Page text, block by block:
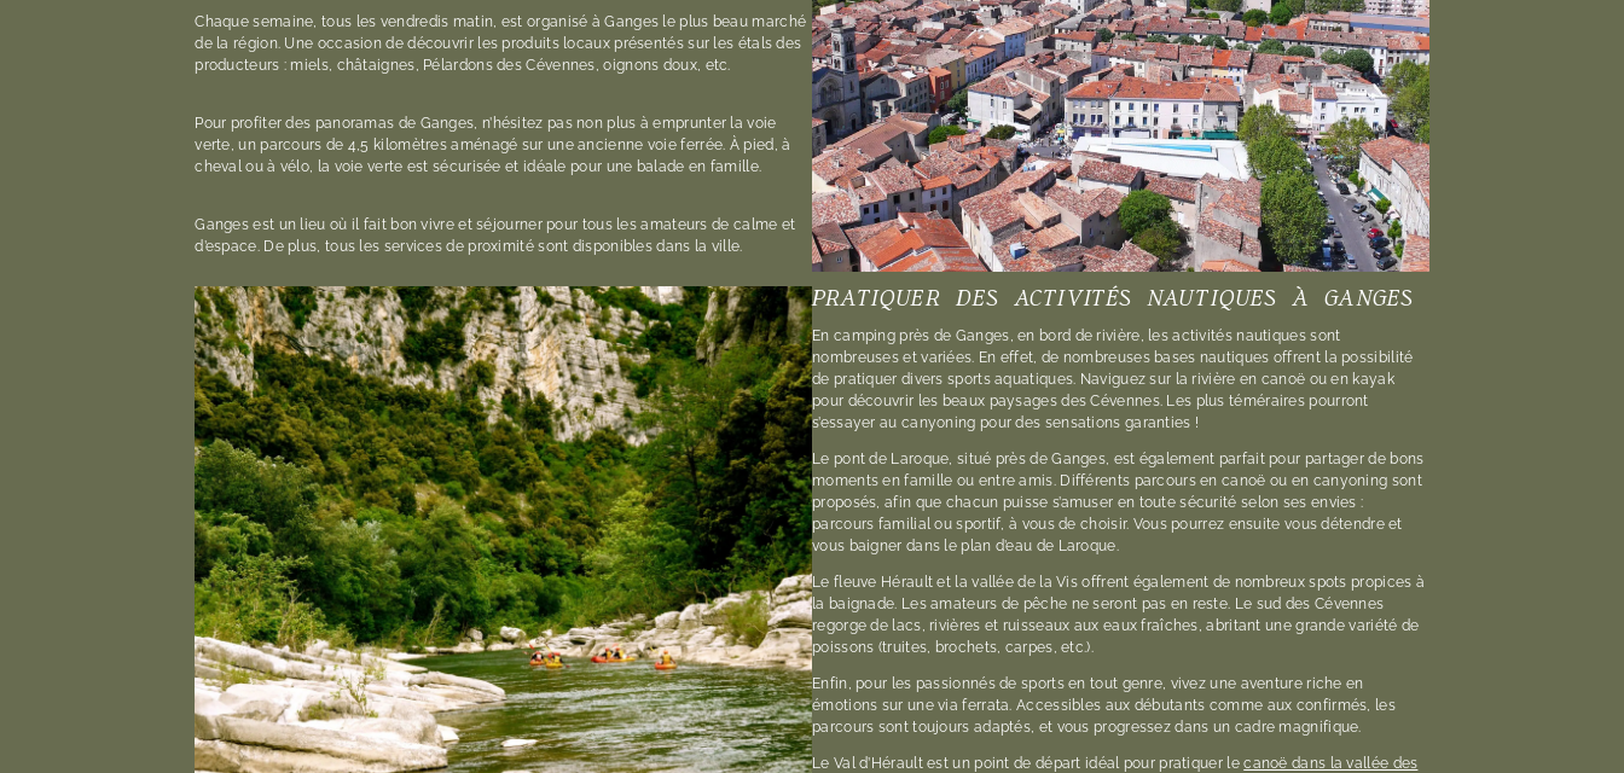
Chaque semaine, tous les vendredis matin, est organisé à Ganges le plus beau marché
de la région. Une occasion de découvrir les produits locaux présentés sur les étals des
producteurs : miels, châtaignes, Pélardons des Cévennes, oignons doux, etc.
Pour profiter des panoramas de Ganges, n’hésitez pas non plus à emprunter la voie
verte, un parcours de 4,5 kilomètres aménagé sur une ancienne voie ferrée. À pied, à
cheval ou à vélo, la voie verte est sécurisée et idéale pour une balade en famille.
Ganges est un lieu où il fait bon vivre et séjourner pour tous les amateurs de calme et
d’espace. De plus, tous les services de proximité sont disponibles dans la ville.
PRATIQUER DES ACTIVITÉS NAUTIQUES À GANGES
En camping près de Ganges, en bord de rivière, les activités nautiques sont
nombreuses et variées. En effet, de nombreuses bases nautiques offrent la possibilité
de pratiquer divers sports aquatiques. Naviguez sur la rivière en canoë ou en kayak
pour découvrir les beaux paysages des Cévennes. Les plus téméraires pourront
s’essayer au canyoning pour des sensations garanties !
Le pont de Laroque, situé près de Ganges, est également parfait pour partager de bons
moments en famille ou entre amis. Différents parcours en canoë ou en canyoning sont
proposés, afin que chacun puisse s’amuser en toute sécurité selon ses envies :
parcours familial ou sportif, à vous de choisir. Vous pourrez ensuite vous détendre et
vous baigner dans le plan d’eau de Laroque.
Le fleuve Hérault et la vallée de la Vis offrent également de nombreux spots propices à
la baignade. Les amateurs de pêche ne seront pas en reste. Le sud des Cévennes
regorge de lacs, rivières et ruisseaux aux eaux fraîches, abritant une grande variété de
poissons (truites, brochets, carpes, etc.).
Enfin, pour les passionnés de sports en tout genre, vivez une aventure riche en
émotions sur une via ferrata. Accessibles aux débutants comme aux confirmés, les
parcours sont toujours adaptés, et vous progressez dans un cadre magnifique.
Le Val d’Hérault est un point de départ idéal pour pratiquer lecanoë dans la vallée des